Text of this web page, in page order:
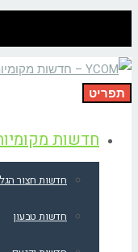
תפריט
חדשות
חדשות חצור
חדשות טבעון